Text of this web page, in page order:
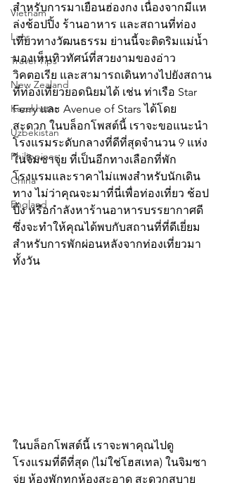
Vietnam
Laos
Travel Tips
New Zealand
Kazakhstan
Uzbekistan
Philippines
China
England
สำหรับการมาเยือนฮ่องกง เนื่องจากมีแห
ล่งช้อปปิ้ง ร้านอาหาร และสถานที่ท่อง
เที่ยวทางวัฒนธรรม ย่านนี้จะติดริมแม่น้ำ
มองเห็นทิวทัศน์ที่สวยงามของอ่าว
วิคตอเรีย และสามารถเดินทางไปยังสถาน
ที่ท่องเที่ยวยอดนิยมได้ เช่น ท่าเรือ Star
Ferry และ Avenue of Stars ได้โดย
สะดวก ในบล็อกโพสต์นี้ เราจะขอแนะนำ
โรงแรมระดับกลางที่ดีที่สุดจำนวน 9 แห่ง
ในจิมซาจุ่ย ที่เป็นอีกทางเลือกที่พัก
โรงแรมและราคาไม่แพงสำหรับนักเดิน
ทาง ไม่ว่าคุณจะมาที่นี่เพื่อท่องเที่ยว ช้อป
ปิ้ง หรือกำลังหาร้านอาหารบรรยากาศดี
ซึ่งจะทำให้คุณได้พบกับสถานที่ที่ดีเยี่ยม
สำหรับการพักผ่อนหลังจากท่องเที่ยวมา
ทั้งวัน
ในบล็อกโพสต์นี้ เราจะพาคุณไปดู
โรงแรมที่ดีที่สุด (ไม่ใช่โฮสเทล) ในจิมซา
จุ่ย ห้องพักทุกห้องสะอาด สะดวกสบาย